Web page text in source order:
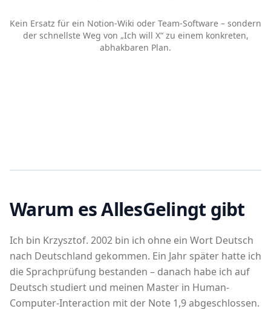
der schnellste Weg von „Ich will X“ zu einem konkreten,
abhakbaren Plan.
Ich bin Krzysztof. 2002 bin ich ohne ein Wort Deutsch
nach Deutschland gekommen. Ein Jahr später hatte ich
die Sprachprüfung bestanden – danach habe ich auf
Deutsch studiert und meinen Master in Human-
Computer-Interaction mit der Note 1,9 abgeschlossen.
Komplett selbst finanziert, ohne BAföG, ohne